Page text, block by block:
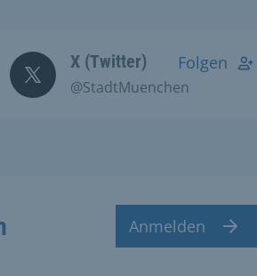
X (Twitter)
@StadtMuenchen
Folgen
Anmelden